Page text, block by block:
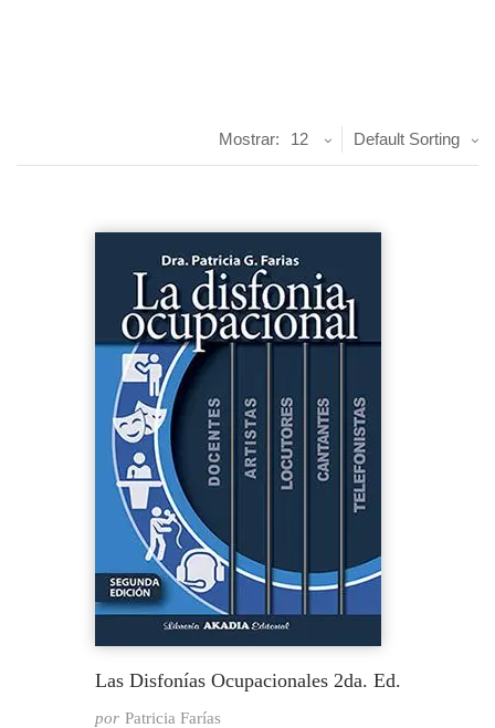
Default Sorting
Mostrar: 12
Las Disfonías Ocupacionales 2da. Ed.
por Patricia Farías